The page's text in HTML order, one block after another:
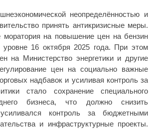
неопределённостью и
принять антикризисные меры.
на повышение цен на бензин
16 октября 2025 года. При этом
на Министерство энергетики и другие
цен на социально важные
надбавок и усиливая контроль за
стало сохранение специального
бизнеса, что должно снизить
контроль за бюджетными
и инфраструктурные проекты.